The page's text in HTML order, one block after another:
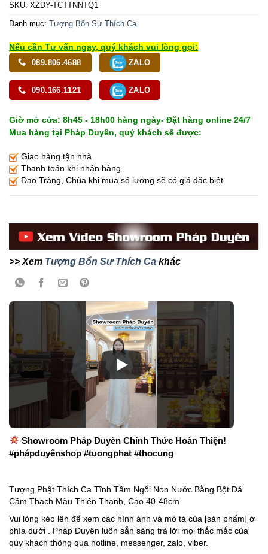
SKU: XZDY-TCTTNNTQ1
Danh mục: Tượng Bổn Sư Thích Ca
Nếu cần Tư vấn ngay, quý khách vui lòng gọi:
089.806.4688 ZALO
090.166.1121 ZALO
Giờ mở cửa: 8h45 - 18h00 hàng ngày- Đặt hàng online 24/7
Mua hàng tại Pháp Duyên, quý khách sẽ được:
Giao hàng tận nhà
Thanh toán khi nhận hàng
Đạo Tràng, Chùa khi mua số lượng sẽ có giá đặc biệt
>> Xem Tượng Bổn Sư Thích Ca khác
Showroom Pháp Duyên Chính Thức Hoàn Thiện!
#phápduyênshop #tuongphat #thocung
Tượng Phật Thích Ca Tĩnh Tâm Ngồi Non Nước Bằng Bột Đá
Cẩm Thạch Màu Thiên Thanh, Cao 40-48cm
Vui lòng kéo lên để xem các hình ảnh và mô tả của [sản phẩm] ở
phía dưới . Pháp Duyên luôn sẵn sàng trả lời mọi thắc mắc của
qúy khách thông qua hotline, messenger, zalo, viber.